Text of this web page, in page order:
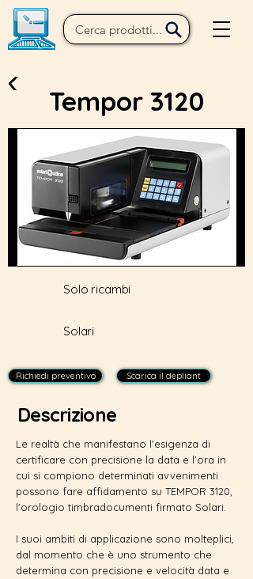
Tempor 3120
Solo ricambi
Solari
Richiedi preventivo Scarica il depliant
Descrizione
Le realtà che manifestano l'esigenza di
certificare con precisione la data e l'ora in
cui si compiono determinati avvenimenti
possono fare affidamento su TEMPOR 3120,
l'orologio timbradocumenti firmato Solari.
I suoi ambiti di applicazione sono molteplici,
dal momento che è uno strumento che
determina con precisione e velocità data e